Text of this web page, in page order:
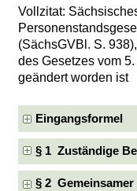
Vollzitat:
(SächsGVBl. S.
des Gesetzes vom
geändert worden ist
Eingangsformel
§ 1 Zuständige
§ 2